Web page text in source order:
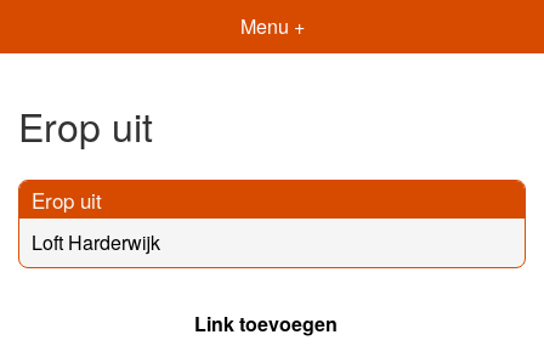
Menu +
Erop uit
Erop uit
Loft Harderwijk
Link toevoegen